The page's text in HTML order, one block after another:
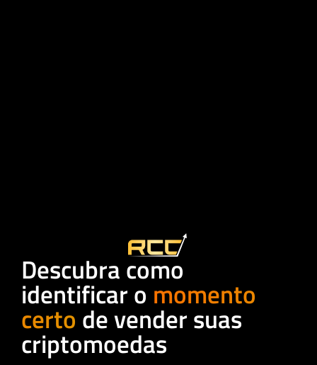
Descubra como
identificar o momento
certo de vender suas
criptomoedas